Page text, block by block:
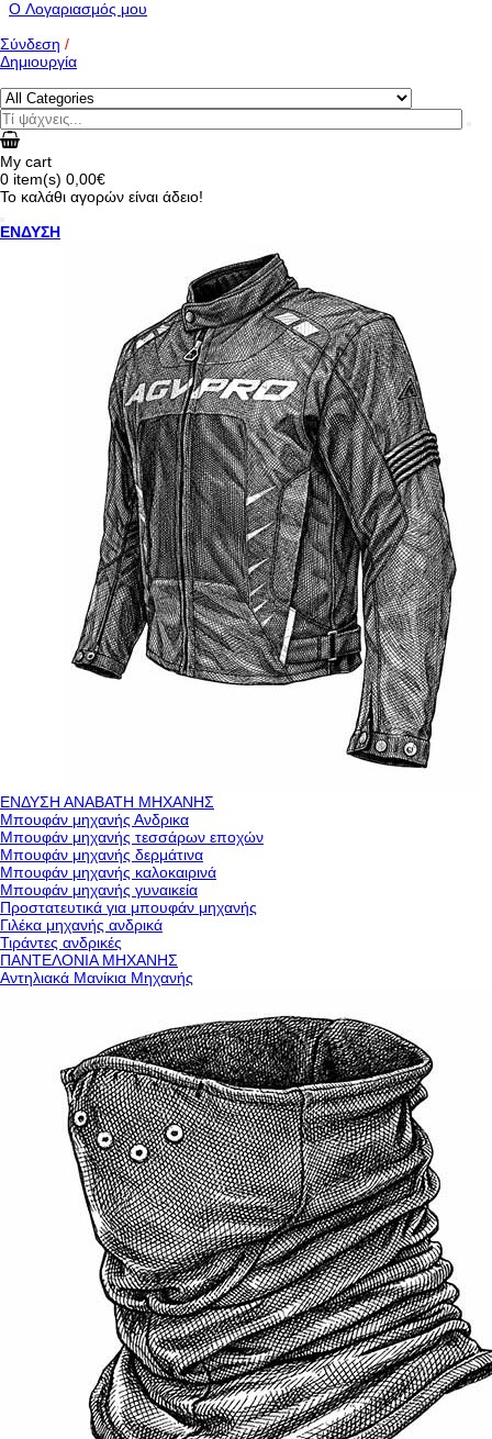
O Λογαριασμός μου
Σύνδεση /
Δημιουργία
My cart
0 item(s) 0,00€
Το καλάθι αγορών είναι άδειο!
ΕΝΔΥΣΗ
ΕΝΔΥΣΗ ΑΝΑΒΑΤΗ ΜΗΧΑΝΗΣ
Μπουφάν μηχανής Ανδρικα
Μπουφάν μηχανής τεσσάρων εποχών
Μπουφάν μηχανής δερμάτινα
Μπουφάν μηχανής καλοκαιρινά
Μπουφάν μηχανής γυναικεία
Προστατευτικά για μπουφάν μηχανής
Γιλέκα μηχανής ανδρικά
Τιράντες ανδρικές
ΠΑΝΤΕΛΟΝΙΑ ΜΗΧΑΝΗΣ
Αντηλιακά Μανίκια Μηχανής